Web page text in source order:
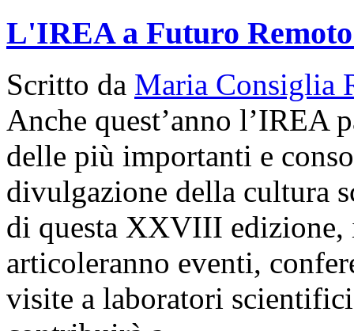
L'IREA a Futuro Remoto
Scritto da Maria Consiglia
Anche quest’anno l’IREA
delle più importanti e
divulgazione della cultura
di questa XXVIII edizione,
articoleranno eventi,
visite a laboratori